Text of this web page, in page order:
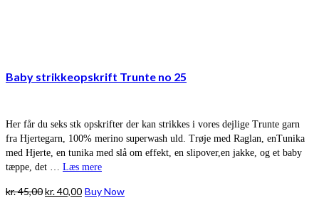
Baby strikkeopskrift Trunte no 25
Her får du seks stk opskrifter der kan strikkes i vores dejlige Trunte garn
fra Hjertegarn, 100% merino superwash uld. Trøje med Raglan, enTunika
med Hjerte, en tunika med slå om effekt, en slipover,en jakke, og et baby
tæppe, det … Læs mere
kr.45,00Den
kr.40,00Den
Buy Now